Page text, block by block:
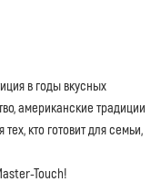
в годы вкусных
американские традиции
кто готовит для семьи,
Touch!